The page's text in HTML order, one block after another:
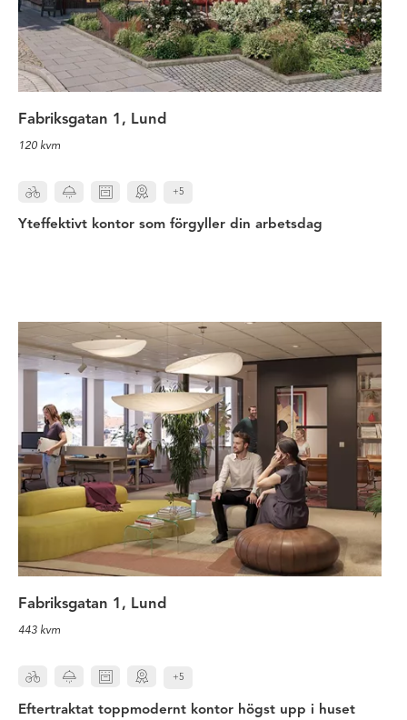
Fabriksgatan 1, Lund
120 kvm
+5
Yteffektivt kontor som förgyller din arbetsdag
Eftertraktat toppmodernt kontor
Fabriksgatan 1, Lund
443 kvm
+5
Eftertraktat toppmodernt kontor högst upp i huset